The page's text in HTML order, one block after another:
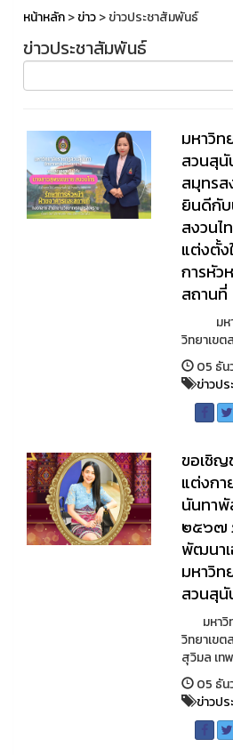
หน้าหลัก>ข่าว> ข่าวประชาสัมพันธ์
ข่าวประชาสัมพันธ์
มหาวิท
สวนสุนั
สมุทรส
ยินดีกั
สงวนไ
แต่งตั้ง
การหัว
สถานที่
มหาวิ
วิทยาเข
05 ธัน
ข่าวป
ขอเชิญ
แต่งกา
นันทาพั
๒๕๖๗
พัฒนา
มหาวิท
สวนสุนั
มหาวิท
วิทยาเข
สุวิมล เท
05 ธัน
ข่าวป